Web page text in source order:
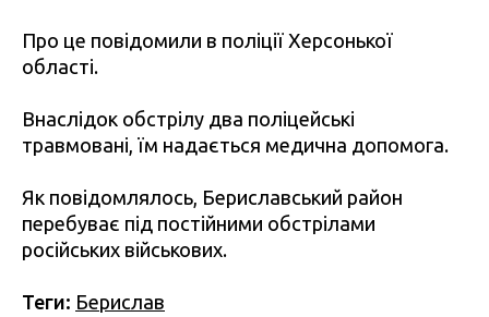
Про це повідомили в поліції Херсонької
області.
Внаслідок обстрілу два поліцейські
травмовані, їм надається медична допомога.
Як повідомлялось, Бериславський район
перебуває під постійними обстрілами
російських військових.
Теги: Берислав